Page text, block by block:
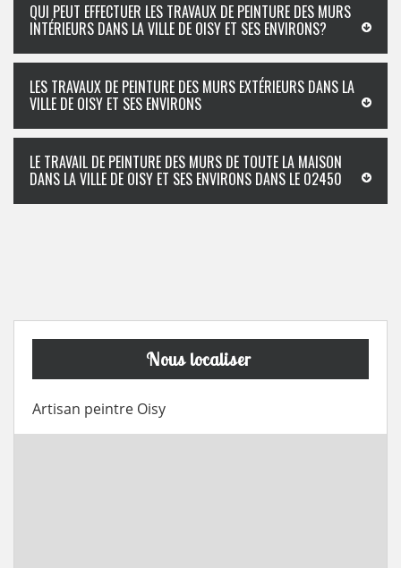
QUI PEUT EFFECTUER LES TRAVAUX DE PEINTURE DES MURS
INTÉRIEURS DANS LA VILLE DE OISY ET SES ENVIRONS?
LES TRAVAUX DE PEINTURE DES MURS EXTÉRIEURS DANS LA
VILLE DE OISY ET SES ENVIRONS
LE TRAVAIL DE PEINTURE DES MURS DE TOUTE LA MAISON
DANS LA VILLE DE OISY ET SES ENVIRONS DANS LE 02450
Nous localiser
Artisan peintre Oisy